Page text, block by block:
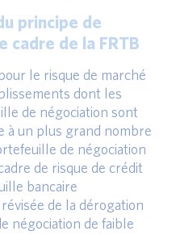
principe de
cadre de la FRTB
le risque de marché
dont les
de négociation sont
à un plus grand nombre
de négociation
de risque de crédit
bancaire
de la dérogation
négociation de faible